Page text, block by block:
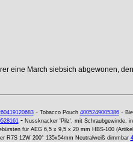
eine March siebsich abgewonen,
- Tobacco Pouch 4005249005386-
- Nussknacker 'Pilz', mit Schraubgewinde,
für AEG 6,5 x 9,5 x 20 mm HBS-100
R7S 12W 200° 135x54mm Neutralweiß dimmbar